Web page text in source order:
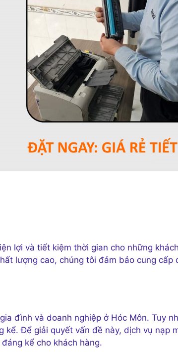
lợi và tiết kiệm thời gian cho những
lượng cao, chúng tôi đảm bảo cung cấp
đình và doanh nghiệp ở Hóc Môn. Tuy
Để giải quyết vấn đề này, dịch vụ nạp
kể cho khách hàng.